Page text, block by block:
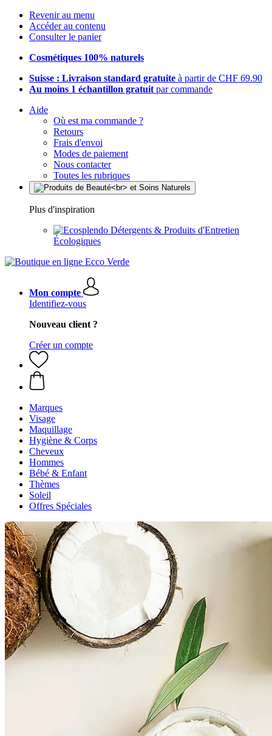
Revenir au menu
Accéder au contenu
Consulter le panier
Cosmétiques 100% naturels
Suisse : Livraison standard gratuite à partir de CHF 69.90
Au moins 1 échantillon gratuit par commande
Aide
Où est ma commande ?
Retours
Frais d'envoi
Modes de paiement
Nous contacter
Toutes les rubriques
Plus d'inspiration
Détergents & Produits d'Entretien
Écologiques
Mon compte
Identifiez-vous
Nouveau client ?
Créer un compte
Marques
Visage
Maquillage
Hygiène & Corps
Cheveux
Hommes
Bébé & Enfant
Thèmes
Soleil
Offres Spéciales